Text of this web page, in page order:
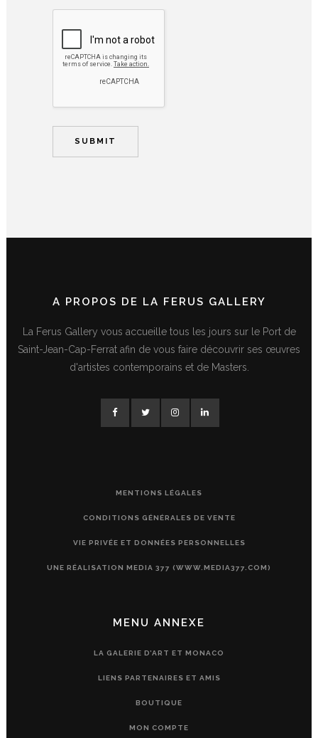
A PROPOS DE LA FERUS GALLERY
La Ferus Gallery vous accueille tous les jours sur le Port de
Saint-Jean-Cap-Ferrat afin de vous faire découvrir ses œuvres
d'artistes contemporains et de Masters.
MENTIONS LÉGALES
CONDITIONS GÉNÉRALES DE VENTE
VIE PRIVÉE ET DONNÉES PERSONNELLES
UNE RÉALISATION MEDIA 377 (WWW.MEDIA377.COM)
MENU ANNEXE
LA GALERIE D’ART ET MONACO
LIENS PARTENAIRES ET AMIS
BOUTIQUE
MON COMPTE